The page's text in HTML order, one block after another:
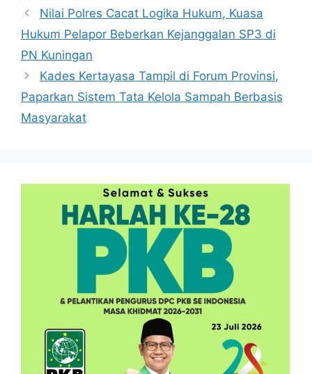
Nilai Polres Cacat Logika Hukum, Kuasa
Hukum Pelapor Beberkan Kejanggalan SP3 di
PN Kuningan
Kades Kertayasa Tampil di Forum Provinsi,
Paparkan Sistem Tata Kelola Sampah Berbasis
Masyarakat